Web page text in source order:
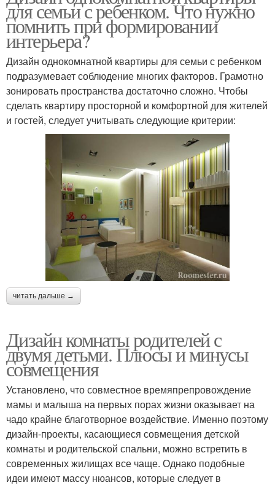
для семьи с ребенком. Что нужно
помнить при формировании
интерьера?
Дизайн однокомнатной квартиры для семьи с ребенком
подразумевает соблюдение многих факторов. Грамотно
зонировать пространства достаточно сложно. Чтобы
сделать квартиру просторной и комфортной для жителей
и гостей, следует учитывать следующие критерии:
читать дальше →
Дизайн комнаты родителей с
двумя детьми. Плюсы и минусы
совмещения
Установлено, что совместное времяпрепровождение
мамы и малыша на первых порах жизни оказывает на
чадо крайне благотворное воздействие. Именно поэтому
дизайн-проекты, касающиеся совмещения детской
комнаты и родительской спальни, можно встретить в
современных жилищах все чаще. Однако подобные
идеи имеют массу нюансов, которые следует в